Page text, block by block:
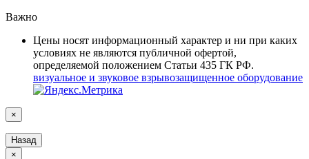
Важно
Цены носят информационный характер и ни при каких
условиях не являются публичной офертой,
определяемой положением Статьи 435 ГК РФ.
визуальное и звуковое взрывозащищенное оборудование
×
Назад
×